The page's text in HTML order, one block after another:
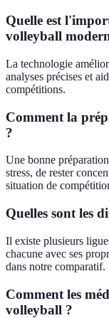
Quelle est
volleyball
La technologie
analyses précises et
compétitions.
Comment la
?
Une bonne
stress, de rester
situation de
Quelles sont les
Il existe plusieurs
chacune avec ses
dans notre comparatif.
Comment les
volleyball ?